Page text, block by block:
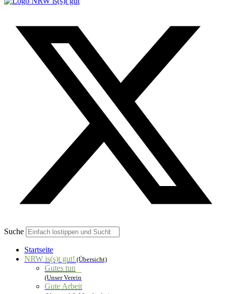
Suche
Startseite
NRW is(s)t gut! (Übersicht)
Gutes tun
(Unser Verein
Gute Arbeit